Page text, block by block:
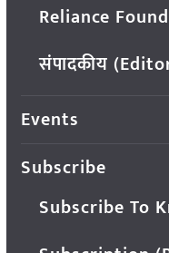
Reliance
संपादकीय
Events
Subscribe
Subscribe To